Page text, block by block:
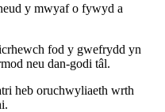
y mwyaf o fywyd a
fod y gwefrydd yn
neu dan-godi tâl.
heb oruchwyliaeth wrth